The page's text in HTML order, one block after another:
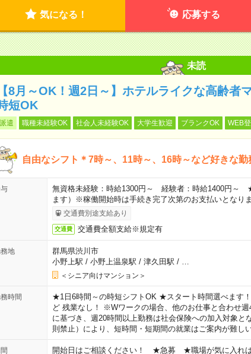
気になる！ 応募する
未読
【8月～OK！週2日～】ホテルライクな高齢者
短OK
派遣 職種未経験OK 社会人未経験OK 大学生歓迎 ブランクOK WEB
自由なシフト＊7時～、11時～、16時～など好きな勤
無資格未経験：時給1300円～ 経験者：時給1400円～
ます）※稼働開始時は手続き完了次第のお支払いとなりま
交通費別途支給あり
交通費 交通費全額支給※規定有
地
群馬県渋川市
小野上駅 / 小野上温泉駅 / 津久田駅 /
＜シニア向けマンション＞
時間
★1日6時間～の時短シフトOK ★スタート時間選べます
ど 残業なし！ ※Wワークの場合、他のお仕事と合わせ
に基づき、週20時間以上勤務は社会保険への加入対象
則禁止）により、短時間・短期間の就業はご案内が難し
開始日はご相談ください！ ★急募 ★職場が気に入れば